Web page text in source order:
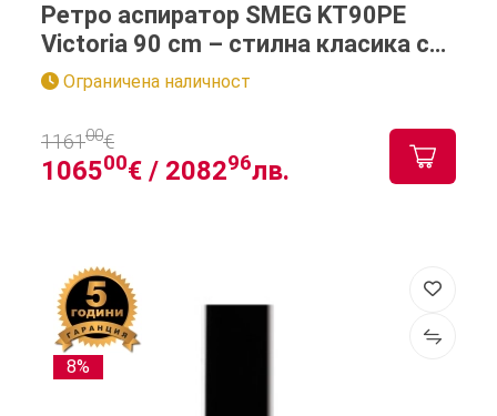
Ретро аспиратор SMEG KT90PE
Victoria 90 cm – стилна класика с
модерна мощност
Ограничена наличност
106500€ / 208296лв.
116100€
8%